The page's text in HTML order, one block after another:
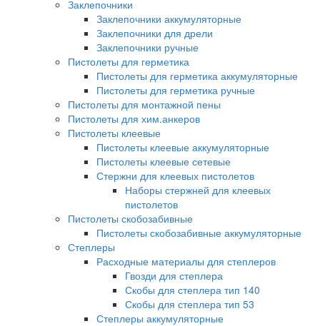
Заклепочники
Заклепочники аккумуляторные
Заклепочники для дрели
Заклепочники ручные
Пистолеты для герметика
Пистолеты для герметика аккумуляторные
Пистолеты для герметика ручные
Пистолеты для монтажной пены
Пистолеты для хим.анкеров
Пистолеты клеевые
Пистолеты клеевые аккумуляторные
Пистолеты клеевые сетевые
Стержни для клеевых пистолетов
Наборы стержней для клеевых
пистолетов
Пистолеты скобозабивные
Пистолеты скобозабивные аккумуляторные
Степлеры
Расходные материалы для степлеров
Гвозди для степлера
Скобы для степлера тип 140
Скобы для степлера тип 53
Степлеры аккумуляторные